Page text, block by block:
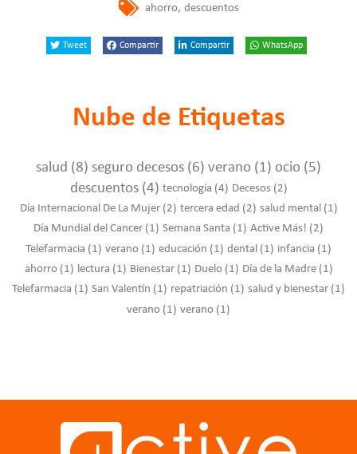
ahorro, descuentos
Tweet Compartir Compartir WhatsApp
Nube de Etiquetas
salud (8) seguro decesos (6) verano (1) ocio (5)
descuentos (4) tecnología (4) Decesos (2)
Día Internacional De La Mujer (2) tercera edad (2) salud mental (1)
Día Mundial del Cancer (1) Semana Santa (1) Active Más! (2)
Telefarmacia (1) verano (1) educación (1) dental (1) infancia (1)
ahorro (1) lectura (1) Bienestar (1) Duelo (1) Día de la Madre (1)
Telefarmacia (1) San Valentín (1) repatriación (1) salud y bienestar (1)
verano (1) verano (1)